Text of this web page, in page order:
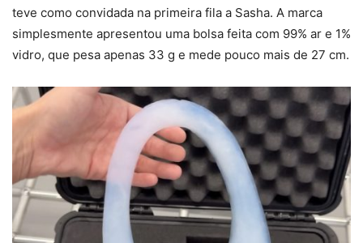
teve como convidada na primeira fila a Sasha. A marca
simplesmente apresentou uma bolsa feita com 99% ar e 1%
vidro, que pesa apenas 33 g e mede pouco mais de 27 cm.